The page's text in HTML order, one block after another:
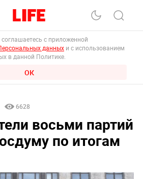
с приложенной
данных и с использованием
в данной Политике.
ОК
6628
восьми партий
по итогам